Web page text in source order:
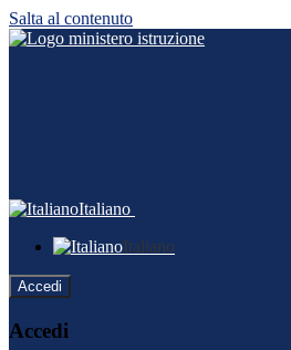
Salta al contenuto
Italiano
Italiano
Accedi
Accedi